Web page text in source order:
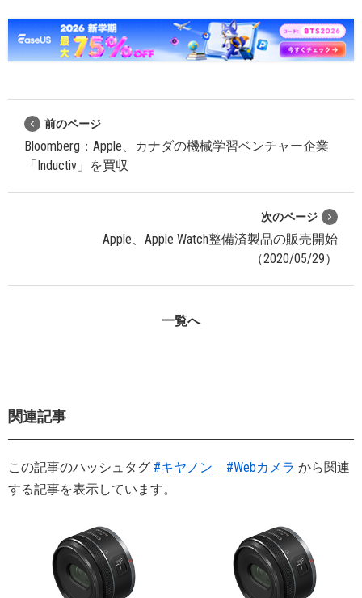
前のページ
Bloomberg：Apple、カナダの機械学習ベンチャー企業
「Inductiv」を買収
次のページ
Apple、Apple Watch整備済製品の販売開始
（2020/05/29）
一覧へ
関連記事
この記事のハッシュタグ #キヤノン #Webカメラ から関連
する記事を表示しています。